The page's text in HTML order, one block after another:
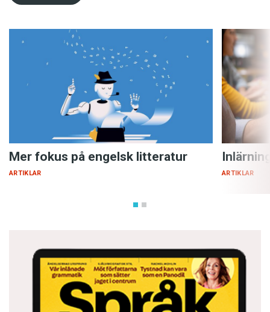
Mer fokus på engelsk litteratur
ARTIKLAR ARTIKLAR